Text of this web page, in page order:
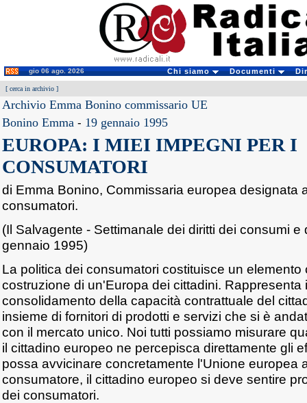
gio 06 ago. 2026 Chi siamo Documenti
[ cerca in archivio ]
Archivio Emma Bonino commissario UE
Bonino Emma - 19 gennaio 1995
EUROPA: I MIEI IMPEGNI PER I
CONSUMATORI
di Emma Bonino, Commissaria europea designata
consumatori.
(Il Salvagente - Settimanale dei diritti dei consumi e
gennaio 1995)
La politica dei consumatori costituisce un elemento
costruzione di un'Europa dei cittadini. Rappresenta
consolidamento della capacità contrattuale del
insieme di fornitori di prodotti e servizi che si è
con il mercato unico. Noi tutti possiamo misurare
il cittadino europeo ne percepisca direttamente gli
possa avvicinare concretamente l'Unione europea
consumatore, il cittadino europeo si deve sentire
dei consumatori.